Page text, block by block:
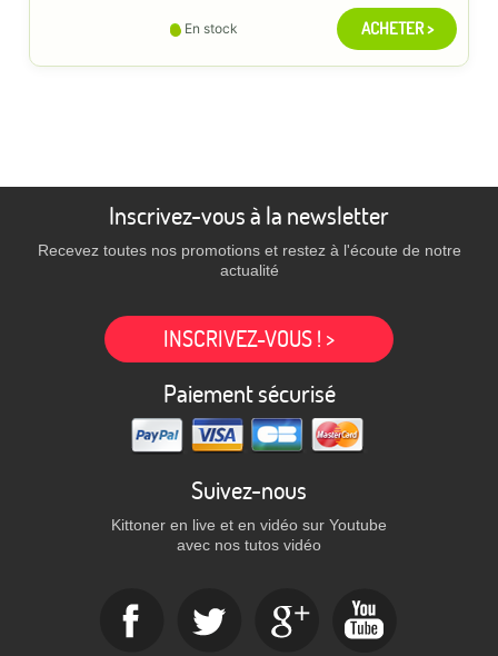
En stock ACHETER >
Inscrivez-vous à la newsletter
Recevez toutes nos promotions et restez à l'écoute de notre
actualité
INSCRIVEZ-VOUS ! >
Paiement sécurisé
Suivez-nous
Kittoner en live et en vidéo sur Youtube
avec nos tutos vidéo